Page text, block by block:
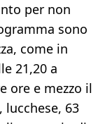
per non
sono
come in
21,20 a
ore e mezzo il
63